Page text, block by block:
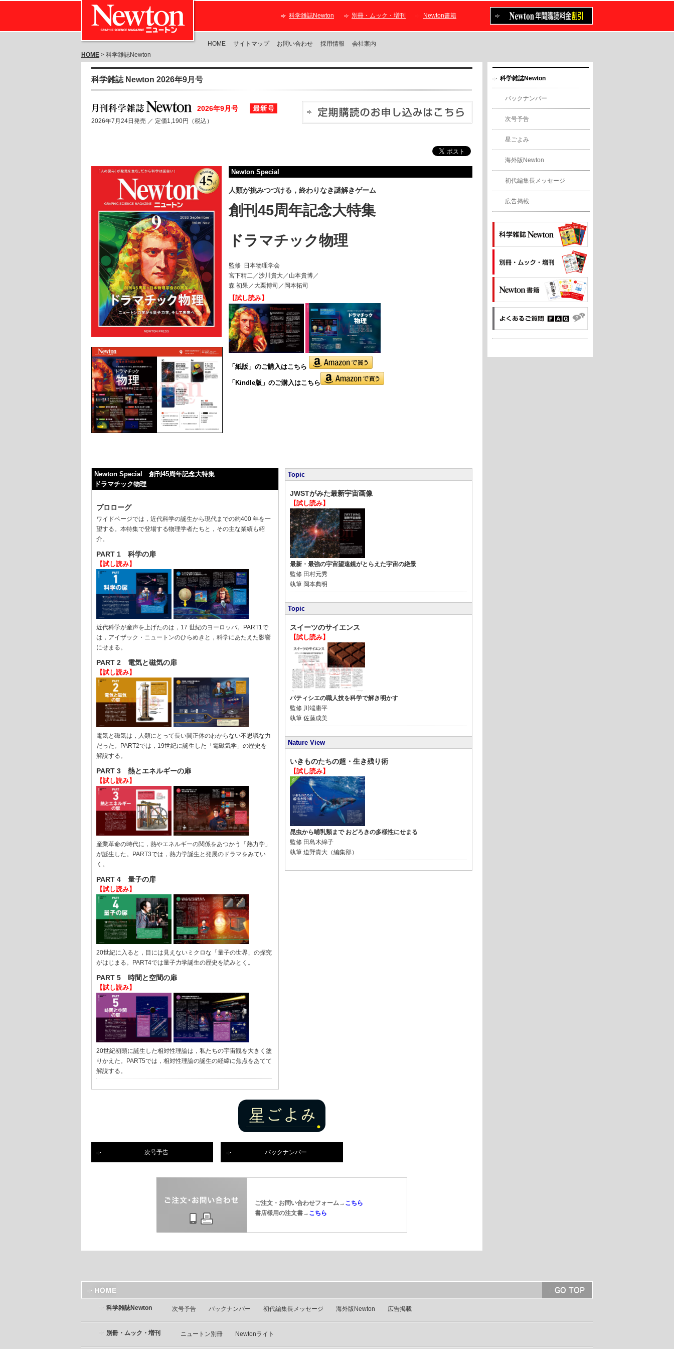
科学雑誌Newton 別冊・ムック・増刊 Newton書籍
HOME サイトマップ お問い合わせ 採用情報
会社案内
HOME > 科学雑誌Newton
科学雑誌 Newton 2026年9月号
2026年9月号
2026年7月24日発売 ／ 定価1,190円（税込）
Newton Special
人類が挑みつづける，終わりなき謎解きゲーム
創刊45周年記念大特集
ドラマチック物理
監修 日本物理学会
宮下精二／沙川貴大／山本貴博／
森 初果／大栗博司／岡本拓司
【試し読み】
「紙版」のご購入はこちら
「Kindle版」のご購入はこちら
Newton Special 創刊45周年記念大特集
ドラマチック物理
プロローグ
ワイドページでは，近代科学の誕生から現代までの約400 年を一
望する。本特集で登場する物理学者たちと，その主な業績も紹
介。
PART 1 科学の扉
【試し読み】
近代科学が産声を上げたのは，17 世紀のヨーロッパ。PART1で
は，アイザック・ニュートンのひらめきと，科学にあたえた影響
にせまる。
PART 2 電気と磁気の扉
【試し読み】
電気と磁気は，人類にとって長い間正体のわからない不思議な力
だった。PART2では，19世紀に誕生した「電磁気学」の歴史を
解説する。
PART 3 熱とエネルギーの扉
【試し読み】
産業革命の時代に，熱やエネルギーの関係をあつかう「熱力学」
が誕生した。PART3では，熱力学誕生と発展のドラマをみてい
く。
PART 4 量子の扉
【試し読み】
20世紀に入ると，目には見えないミクロな「量子の世界」の探究
がはじまる。PART4では量子力学誕生の歴史を読みとく。
PART 5 時間と空間の扉
【試し読み】
20世紀初頭に誕生した相対性理論は，私たちの宇宙観を大きく塗
りかえた。PART5では，相対性理論の誕生の経緯に焦点をあてて
解説する。
Topic
JWSTがみた最新宇宙画像
【試し読み】
最新・最強の宇宙望遠鏡がとらえた宇宙の絶景
監修 田村元秀
執筆 岡本典明
Topic
スイーツのサイエンス
【試し読み】
パティシエの職人技を科学で解き明かす
監修 川端庸平
執筆 佐藤成美
Nature View
いきものたちの超・生き残り術
【試し読み】
昆虫から哺乳類まで おどろきの多様性にせまる
監修 田島木綿子
執筆 迫野貴大（編集部）
次号予告 バックナンバー
ご注文・お問い合わせフォーム→ こちら
書店様用の注文書→ こちら
科学雑誌Newton
バックナンバー
次号予告
星ごよみ
海外版Newton
初代編集長メッセージ
広告掲載
科学雑誌Newton 次号予告 バックナンバー 初代編集長メッセージ 海外版Newton 広告掲載
別冊・ムック・増刊 ニュートン別冊 Newtonライト